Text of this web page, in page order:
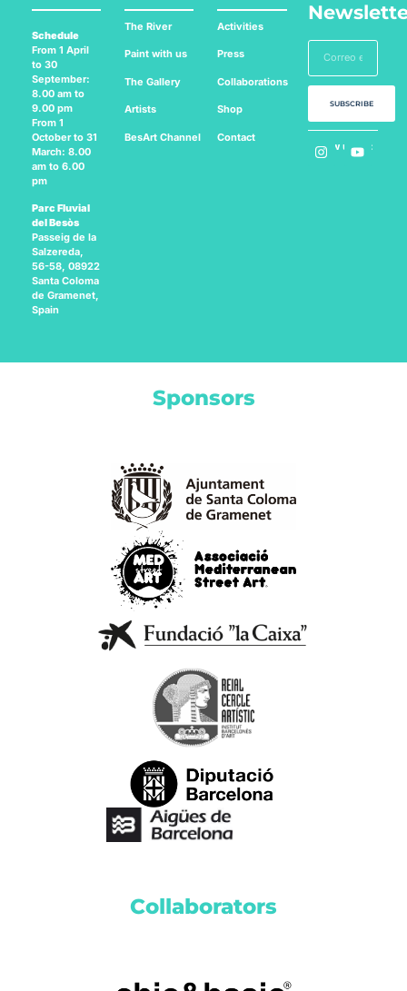
Schedule
From 1 April
to 30
September:
8.00 am to
9.00 pm
From 1
October to 31
March: 8.00
am to 6.00
pm
Parc Fluvial
del Besòs
Passeig de la
Salzereda,
56-58, 08922
Santa Coloma
de Gramenet,
Spain
The River
Paint with us
The Gallery
Artists
BesArt Channel
Activities
Press
Collaborations
Shop
Contact
SUBSCRIBE
Follow us on:
Sponsors
Collaborators